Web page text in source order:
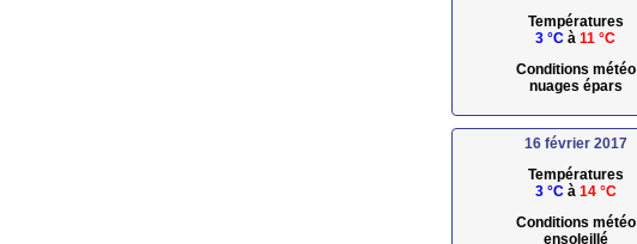
Températures
3 °C à 11 °C
Conditions météo
nuages épars
16 février 2017
Températures
3 °Cà 14 °C
Conditions météo
ensoleillé